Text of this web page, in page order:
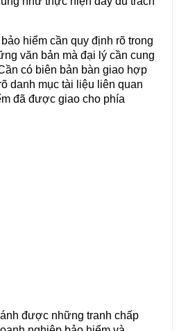
hiểm cần quy định rõ trong
văn bản mà đại lý cần cung
có biên bản bàn giao hợp
danh mục tài liệu liên quan
đã được giao cho phía
được những tranh chấp